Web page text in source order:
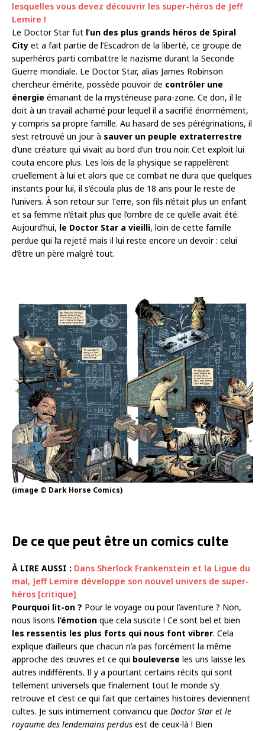
lesquelles vous devez découvrir les super-héros de Jeff
Lemire !
Le Doctor Star fut l’un des plus grands héros de Spiral
City et a fait partie de l’Escadron de la liberté, ce groupe de
superhéros parti combattre le nazisme durant la Seconde
Guerre mondiale. Le Doctor Star, alias James Robinson
chercheur émérite, possède pouvoir de contrôler une
énergie émanant de la mystérieuse para-zone. Ce don, il le
doit à un travail acharné pour lequel il a sacrifié énormément,
y compris sa propre famille. Au hasard de ses pérégrinations, il
s’est retrouvé un jour à sauver un peuple extraterrestre
d’une créature qui vivait au bord d’un trou noir. Cet exploit lui
couta encore plus. Les lois de la physique se rappelèrent
cruellement à lui et alors que ce combat ne dura que quelques
instants pour lui, il s’écoula plus de 18 ans pour le reste de
l’univers. À son retour sur Terre, son fils n’était plus un enfant
et sa femme n’était plus que l’ombre de ce qu’elle avait été.
Aujourd’hui, le Doctor Star a vieilli, loin de cette famille
perdue qui l’a rejeté mais il lui reste encore un devoir : celui
d’être un père malgré tout.
(image © Dark Horse Comics)
De ce que peut être un comics culte
À LIRE AUSSI : Dans Sherlock Frankenstein et la Ligue du
mal, Jeff Lemire développe son nouvel univers de super-
héros [critique]
Pourquoi lit-on ? Pour le voyage ou pour l’aventure ? Non,
nous lisons l’émotion que cela suscite ! Ce sont bel et bien
les ressentis les plus forts qui nous font vibrer. Cela
explique d’ailleurs que chacun n’a pas forcément la même
approche des œuvres et ce qui bouleverse les uns laisse les
autres indifférents. Il y a pourtant certains récits qui sont
tellement universels que finalement tout le monde s’y
retrouve et c’est ce qui fait que certaines histoires deviennent
cultes. Je suis intimement convaincu que Doctor Star et le
royaume des lendemains perdus est de ceux-là ! Bien